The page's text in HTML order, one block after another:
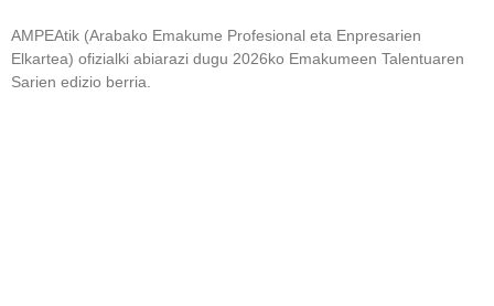
AMPEAtik (Arabako Emakume Profesional eta Enpresarien
Elkartea) ofizialki abiarazi dugu 2026ko Emakumeen Talentuaren
Sarien edizio berria.